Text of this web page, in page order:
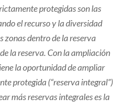
protegidas son las
el recurso y la diversidad
zonas dentro de la reserva
la reserva. Con la ampliación
la oportunidad de ampliar
protegida (“reserva integral”)
más reservas integrales es la